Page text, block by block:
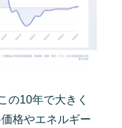
の10年で大きく
格やエネルギー